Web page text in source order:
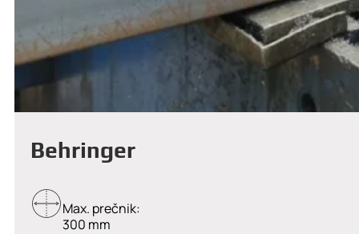
Behringer
Max. prečnik:
300 mm